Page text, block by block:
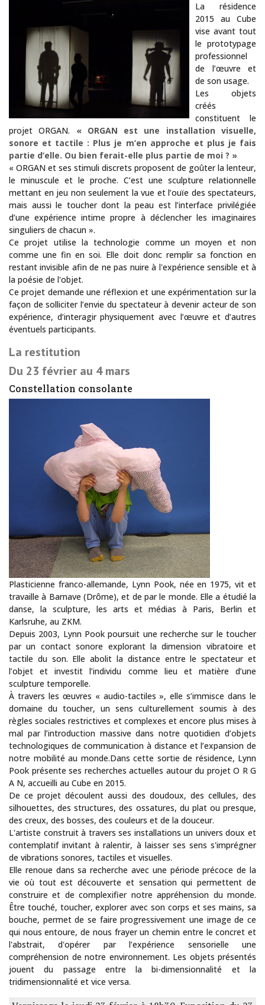
La résidence
2015 au Cube
vise avant tout
le prototypage
professionnel
de l’œuvre et
de son usage.
Les objets
créés
constituent le
projet ORGAN. « ORGAN est une installation visuelle,
sonore et tactile : Plus je m’en approche et plus je fais
partie d’elle. Ou bien ferait-elle plus partie de moi ? »
« ORGAN et ses stimuli discrets proposent de goûter la lenteur,
le minuscule et le proche. C’est une sculpture relationnelle
mettant en jeu non seulement la vue et l’ouïe des spectateurs,
mais aussi le toucher dont la peau est l’interface privilégiée
d’une expérience intime propre à déclencher les imaginaires
singuliers de chacun ».
Ce projet utilise la technologie comme un moyen et non
comme une fin en soi. Elle doit donc remplir sa fonction en
restant invisible afin de ne pas nuire à l'expérience sensible et à
la poésie de l'objet.
Ce projet demande une réflexion et une expérimentation sur la
façon de solliciter l’envie du spectateur à devenir acteur de son
expérience, d’interagir physiquement avec l’œuvre et d’autres
éventuels participants.
La restitution
Du 23 février au 4 mars
Constellation consolante
Plasticienne franco-allemande, Lynn Pook, née en 1975, vit et
travaille à Barnave (Drôme), et de par le monde. Elle a étudié la
danse, la sculpture, les arts et médias à Paris, Berlin et
Karlsruhe, au ZKM.
Depuis 2003, Lynn Pook poursuit une recherche sur le toucher
par un contact sonore explorant la dimension vibratoire et
tactile du son. Elle abolit la distance entre le spectateur et
l’objet et investit l’individu comme lieu et matière d’une
sculpture temporelle.
À travers les œuvres « audio-tactiles », elle s’immisce dans le
domaine du toucher, un sens culturellement soumis à des
règles sociales restrictives et complexes et encore plus mises à
mal par l’introduction massive dans notre quotidien d’objets
technologiques de communication à distance et l’expansion de
notre mobilité au monde.Dans cette sortie de résidence, Lynn
Pook présente ses recherches actuelles autour du projet O R G
A N, accueilli au Cube en 2015.
De ce projet découlent aussi des doudoux, des cellules, des
silhouettes, des structures, des ossatures, du plat ou presque,
des creux, des bosses, des couleurs et de la douceur.
L'artiste construit à travers ses installations un univers doux et
contemplatif invitant à ralentir, à laisser ses sens s'imprégner
de vibrations sonores, tactiles et visuelles.
Elle renoue dans sa recherche avec une période précoce de la
vie où tout est découverte et sensation qui permettent de
construire et de complexifier notre appréhension du monde.
Être touché, toucher, explorer avec son corps et ses mains, sa
bouche, permet de se faire progressivement une image de ce
qui nous entoure, de nous frayer un chemin entre le concret et
l'abstrait, d'opérer par l’expérience sensorielle une
compréhension de notre environnement. Les objets présentés
jouent du passage entre la bi-dimensionnalité et la
tridimensionnalité et vice versa.